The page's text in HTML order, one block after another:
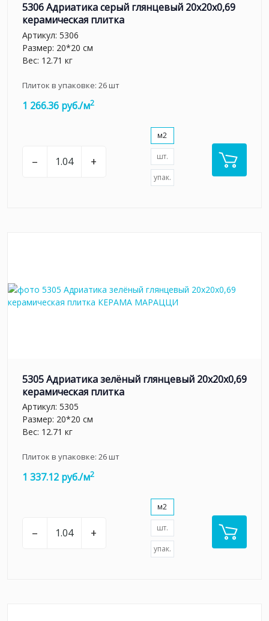
5306 Адриатика серый глянцевый 20x20x0,69
керамическая плитка
Артикул: 5306
Размер: 20*20 см
Вес: 12.71 кг
Плиток в упаковке: 26шт
1 266.36 руб./м2
– +
м2
шт.
упак.
5305 Адриатика зелёный глянцевый 20x20x0,69
керамическая плитка
Артикул: 5305
Размер: 20*20 см
Вес: 12.71 кг
Плиток в упаковке: 26шт
1 337.12 руб./м2
– +
м2
шт.
упак.